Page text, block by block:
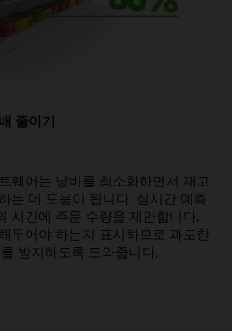
줄이기
웨어는 낭비를 최소화하면서 재고
는 데 도움이 됩니다. 실시간 예측
시간에 주문 수량을 제안합니다.
두어야 하는지 표시하므로 과도한
방지하도록 도와줍니다.